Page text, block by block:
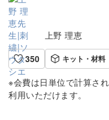
上野 理恵
350
キット・材料
※会費は日単位で計算さ
利用いただけます。